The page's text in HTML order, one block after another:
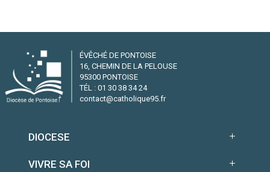
ÉVÊCHÉ DE PONTOISE
16, CHEMIN DE LA PELOUSE
95300 PONTOISE
TÉL : 01 30 38 34 24
contact@catholique95.fr
DIOCESE
VIVRE SA FOI